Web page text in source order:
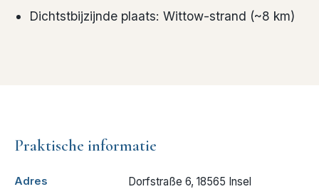
Dichtstbijzijnde plaats: Wittow-strand (~8 km)
Praktische informatie
Adres
Dorfstraße 6, 18565 Insel